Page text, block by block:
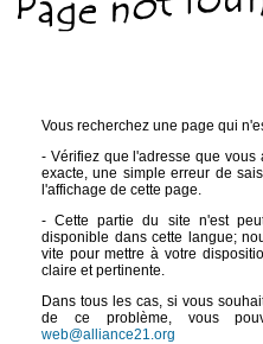
Vous recherchez une page qui
- Vérifiez que l'adresse que vous
exacte, une simple erreur de
l'affichage de cette page.
- Cette partie du site n'est
disponible dans cette langue;
vite pour mettre à votre
claire et pertinente.
Dans tous les cas, si vous
de ce problème, vous
web@alliance21.org